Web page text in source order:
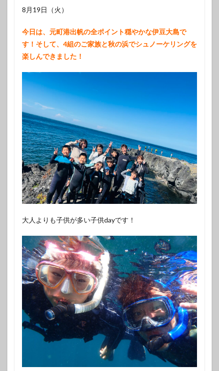
8月19日（火）
今日は、元町港出帆の全ポイント穏やかな伊豆大島で
す！そして、4組のご家族と秋の浜でシュノーケリングを
楽しんできました！
大人よりも子供が多い子供dayです！